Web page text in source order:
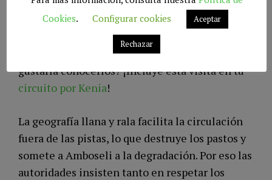
Sus habitantes tienen cuerpos esbeltos, rostros
graves y orgullosos. Usan atuendos coloridos,
los cabellos trenzados y teñidos de rojo. ¿Te
gustaría conocerlos? ¡Incluye esta visita en tu
circuito por Kenia!
La geografía llana y rala facilita la circulación
fuera de las pistas, lo que destruye los pastos y
somete a Amboseli a la degradación. Por eso las
autoridades insisten tanto en respetar los
Cookies. Configurar cookies Aceptar
Rechazar